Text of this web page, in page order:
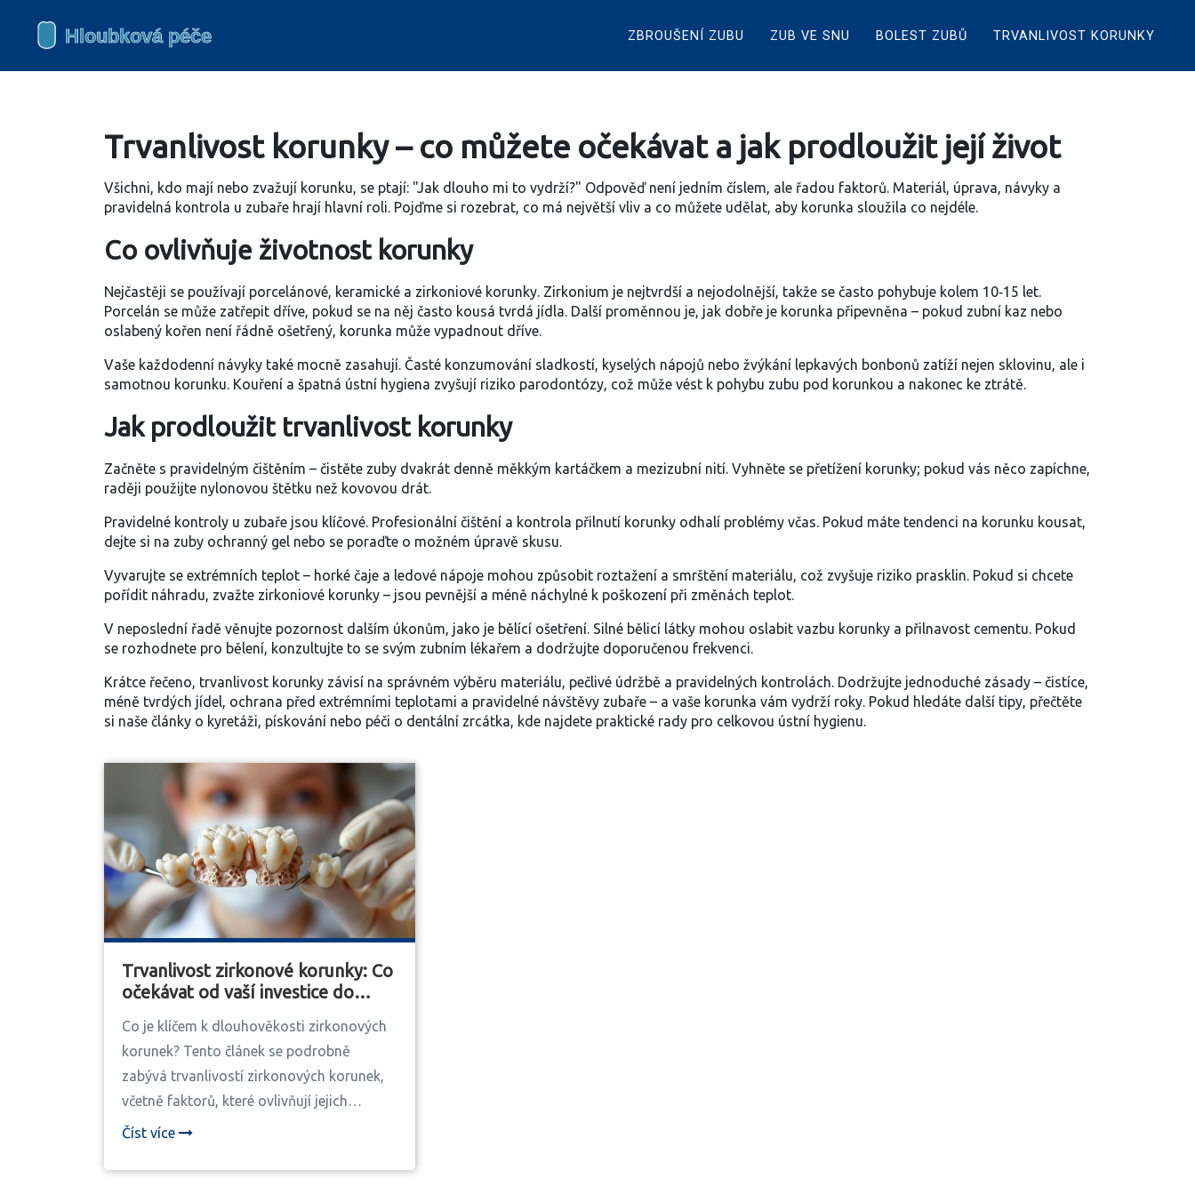
ZBROUŠENÍ ZUBU ZUB VE SNU BOLEST ZUBŮ TRVANLIVOST KORUNKY
Trvanlivost korunky – co můžete očekávat a jak prodloužit její život
Všichni, kdo mají nebo zvažují korunku, se ptají: "Jak dlouho mi to vydrží?" Odpověď není jedním číslem, ale řadou faktorů. Materiál, úprava, návyky a
pravidelná kontrola u zubaře hrají hlavní roli. Pojďme si rozebrat, co má největší vliv a co můžete udělat, aby korunka sloužila co nejdéle.
Co ovlivňuje životnost korunky
Nejčastěji se používají porcelánové, keramické a zirkoniové korunky. Zirkonium je nejtvrdší a nejodolnější, takže se často pohybuje kolem 10‑15 let.
Porcelán se může zatřepit dříve, pokud se na něj často kousá tvrdá jídla. Další proměnnou je, jak dobře je korunka připevněna – pokud zubní kaz nebo
oslabený kořen není řádně ošetřený, korunka může vypadnout dříve.
Vaše každodenní návyky také mocně zasahují. Časté konzumování sladkostí, kyselých nápojů nebo žvýkání lepkavých bonbonů zatíží nejen sklovinu, ale i
samotnou korunku. Kouření a špatná ústní hygiena zvyšují riziko parodontózy, což může vést k pohybu zubu pod korunkou a nakonec ke ztrátě.
Jak prodloužit trvanlivost korunky
Začněte s pravidelným čištěním – čistěte zuby dvakrát denně měkkým kartáčkem a mezizubní nití. Vyhněte se přetížení korunky; pokud vás něco zapíchne,
raději použijte nylonovou štětku než kovovou drát.
Pravidelné kontroly u zubaře jsou klíčové. Profesionální čištění a kontrola přilnutí korunky odhalí problémy včas. Pokud máte tendenci na korunku kousat,
dejte si na zuby ochranný gel nebo se poraďte o možném úpravě skusu.
Vyvarujte se extrémních teplot – horké čaje a ledové nápoje mohou způsobit roztažení a smrštění materiálu, což zvyšuje riziko prasklin. Pokud si chcete
pořídit náhradu, zvažte zirkoniové korunky – jsou pevnější a méně náchylné k poškození při změnách teplot.
V neposlední řadě věnujte pozornost dalším úkonům, jako je bělící ošetření. Silné bělicí látky mohou oslabit vazbu korunky a přilnavost cementu. Pokud
se rozhodnete pro bělení, konzultujte to se svým zubním lékařem a dodržujte doporučenou frekvenci.
Krátce řečeno, trvanlivost korunky závisí na správném výběru materiálu, pečlivé údržbě a pravidelných kontrolách. Dodržujte jednoduché zásady – čistíce,
méně tvrdých jídel, ochrana před extrémními teplotami a pravidelné návštěvy zubaře – a vaše korunka vám vydrží roky. Pokud hledáte další tipy, přečtěte
si naše články o kyretáži, pískování nebo péči o dentální zrcátka, kde najdete praktické rady pro celkovou ústní hygienu.
Trvanlivost zirkonové korunky: Co
očekávat od vaší investice do
Co je klíčem k dlouhověkosti zirkonových
korunek? Tento článek se podrobně
zabývá trvanlivostí zirkonových korunek,
včetně faktorů, které ovlivňují jejich
životnost, porovnání s jinými typy korunek
zachování. Ponořte se do podstaty
Číst více